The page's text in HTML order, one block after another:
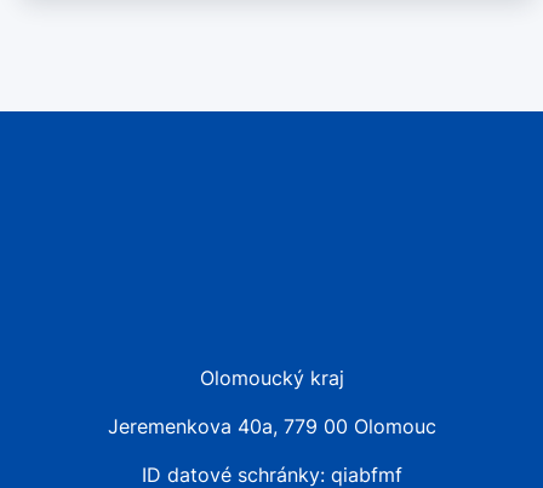
Olomoucký kraj
Jeremenkova 40a, 779 00 Olomouc
ID datové schránky: qiabfmf